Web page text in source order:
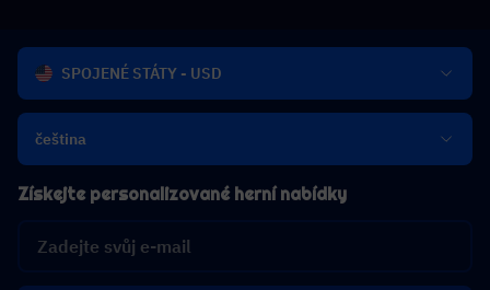
SPOJENÉ STÁTY - USD
čeština
Získejte personalizované herní nabídky